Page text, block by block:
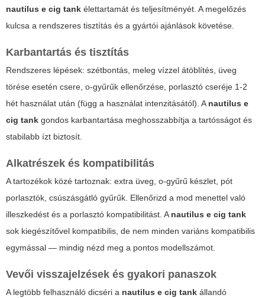
nautilus e cig tank élettartamát és teljesítményét. A megelőzés
kulcsa a rendszeres tisztítás és a gyártói ajánlások követése.
Karbantartás és tisztítás
Rendszeres lépések: szétbontás, meleg vízzel átöblítés, üveg
törése esetén csere, o-gyűrűk ellenőrzése, porlasztó cseréje 1-2
hét használat után (függ a használat intenzitásától). Anautilus e
cig tank gondos karbantartása meghosszabbítja a tartósságot és
stabilabb ízt biztosít.
Alkatrészek és kompatibilitás
A tartozékok közé tartoznak: extra üveg, o-gyűrű készlet, pót
porlasztók, csúszásgátló gyűrűk. Ellenőrizd a mod menettel való
illeszkedést és a porlasztó kompatibilitást. Anautilus e cig tank
sok kiegészítővel kompatibilis, de nem minden variáns kompatibilis
egymással — mindig nézd meg a pontos modellszámot.
Vevői visszajelzések és gyakori panaszok
A legtöbb felhasználó dicséri a nautilus e cig tank állandó